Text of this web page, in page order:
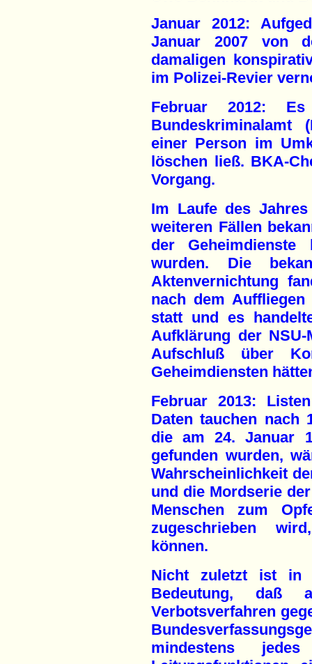
Januar 2012:
Januar 2007 von
damaligen
im Polizei-Revier
Februar 2012:
Bundeskriminalamt
einer Person im
löschen ließ. BKA-
Vorgang.
Im Laufe des
weiteren Fällen
der Geheimdienste
wurden. Die
Aktenvernichtung
nach dem Auffliegen
statt und es
Aufklärung der
Aufschluß über
Geheimdiensten
Februar 2013:
Daten tauchen nach
die am 24. Januar
gefunden wurden,
Wahrscheinlichkeit
und die Mordserie
Menschen zum
zugeschrieben
können.
Nicht zuletzt ist in
Bedeutung,
Verbotsverfahren
mindestens